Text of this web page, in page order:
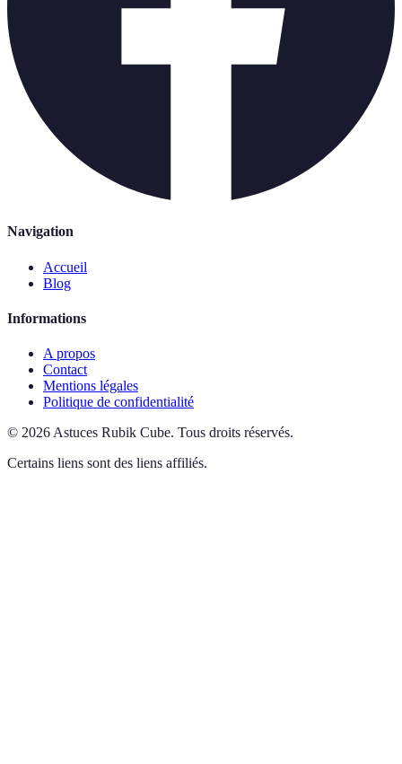
Navigation
Accueil
Blog
Informations
A propos
Contact
Mentions légales
Politique de confidentialité
© 2026 Astuces Rubik Cube. Tous droits réservés.
Certains liens sont des liens affiliés.